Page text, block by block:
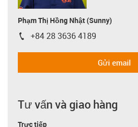
Phạm Thị Hồng Nhật (Sunny)
igus-icon-phone
+84 28 3636 4189
Gửi email
Tư vấn và giao hàng
Trực tiếp